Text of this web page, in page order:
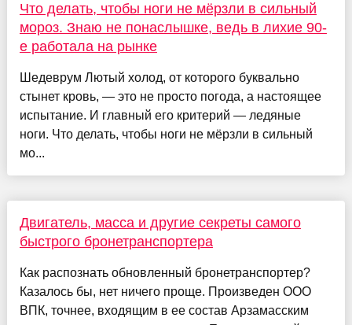
Что делать, чтобы ноги не мёрзли в сильный
мороз. Знаю не понаслышке, ведь в лихие 90-
е работала на рынке
Шедеврум Лютый холод, от которого буквально
стынет кровь, — это не просто погода, а настоящее
испытание. И главный его критерий — ледяные
ноги. Что делать, чтобы ноги не мёрзли в сильный
мо...
Двигатель, масса и другие секреты самого
быстрого бронетранспортера
Как распознать обновленный бронетранспортер?
Казалось бы, нет ничего проще. Произведен ООО
ВПК, точнее, входящим в ее состав Арзамасским